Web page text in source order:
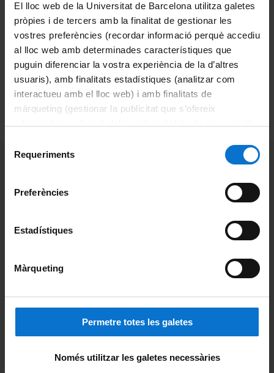
El lloc web de la Universitat de Barcelona utilitza galetes
pròpies i de tercers amb la finalitat de gestionar les
vostres preferències (recordar informació perquè accediu
al lloc web amb determinades característiques que
puguin diferenciar la vostra experiència de la d’altres
usuaris), amb finalitats estadístiques (analitzar com
interactueu amb el lloc web) i amb finalitats de
màrqueting (gestionar la publicitat que s’ofereix
consultar laPolítica de galetes del lloc web de la
Requeriments
Preferències
Estadístiques
Màrqueting
Permetre totes les galetes
Només utilitzar les galetes necessàries
La inscripció permet accedir a les dues
modalitats en què s’ofereix el curs:
lliure i amb tutoria.
Torna enrere
Més informació
Activitat dirigida
Obert a tothom